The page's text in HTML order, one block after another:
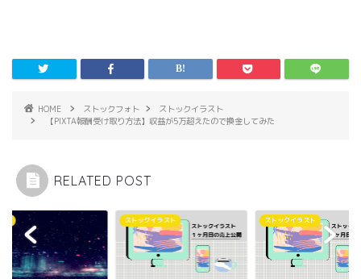
HOME ストックフォト
ストックイラスト
【PIXTA報酬受け取り方法】収益が5万超えたので換金してみた
RELATED POST
クイラスト ストックイラスト イラスト